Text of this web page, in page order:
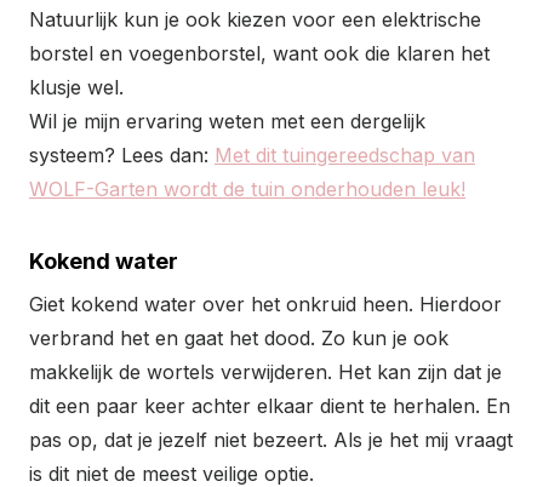
Natuurlijk kun je ook kiezen voor een elektrische
borstel en voegenborstel, want ook die klaren het
klusje wel.
Wil je mijn ervaring weten met een dergelijk
systeem? Lees dan: Met dit tuingereedschap van
WOLF-Garten wordt de tuin onderhouden leuk!
Kokend water
Giet kokend water over het onkruid heen. Hierdoor
verbrand het en gaat het dood. Zo kun je ook
makkelijk de wortels verwijderen. Het kan zijn dat je
dit een paar keer achter elkaar dient te herhalen. En
pas op, dat je jezelf niet bezeert. Als je het mij vraagt
is dit niet de meest veilige optie.